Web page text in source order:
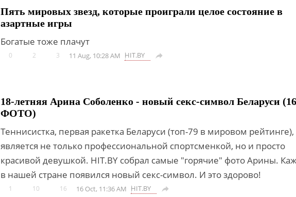
Пять мировых звезд, которые проиграли целое состояние в
азартные игры
Богатые тоже плачут
0 2 3 11 Aug, 10:28 AM HIT.BY 
18-летняя Арина Соболенко - новый секс-символ Беларуси (16
ФОТО)
Теннисистка, первая ракетка Беларуси (топ-79 в мировом рейтинге),
является не только профессиональной спортсменкой, но и просто
красивой девушкой. HIT.BY собрал самые "горячие" фото Арины.
в нашей стране появился новый секс-символ. И это здорово!
1 10 16 16 Oct, 11:36 AM HIT.BY 